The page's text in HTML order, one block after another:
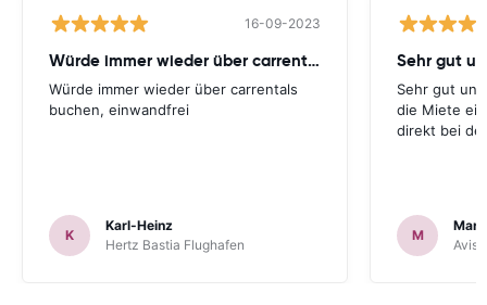
16-09-2023
Würde immer wieder über carrentals
Würde immer wieder über carrentals
buchen, einwandfrei
K
Karl-Heinz
Hertz Bastia Flughafen
Sehr gut
die Miete
direkt bei
M
Avis